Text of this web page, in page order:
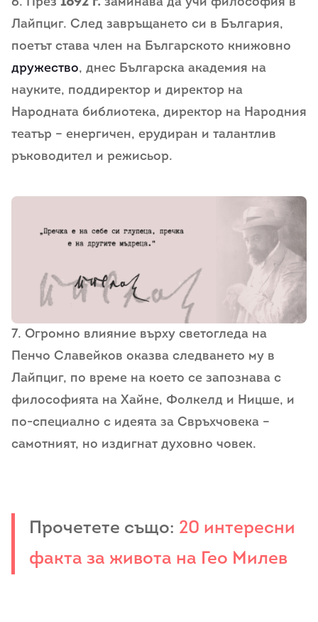
Лайпциг. След завръщането си в България,
поетът става член на Българското книжовно
дружество, днес Българска академия на
науките, поддиректор и директор на
Народната библиотека, директор на Народния
театър – енергичен, ерудиран и талантлив
ръководител и режисьор.
7. Огромно влияние върху светогледа на
Пенчо Славейков оказва следването му в
Лайпциг, по време на което се запознава с
философията на Хайне, Фолкелд и Ницше, и
по-специално с идеята за Свръхчовека –
самотният, но издигнат духовно човек.
Прочетете също: 20 интересни
факта за живота на Гео Милев